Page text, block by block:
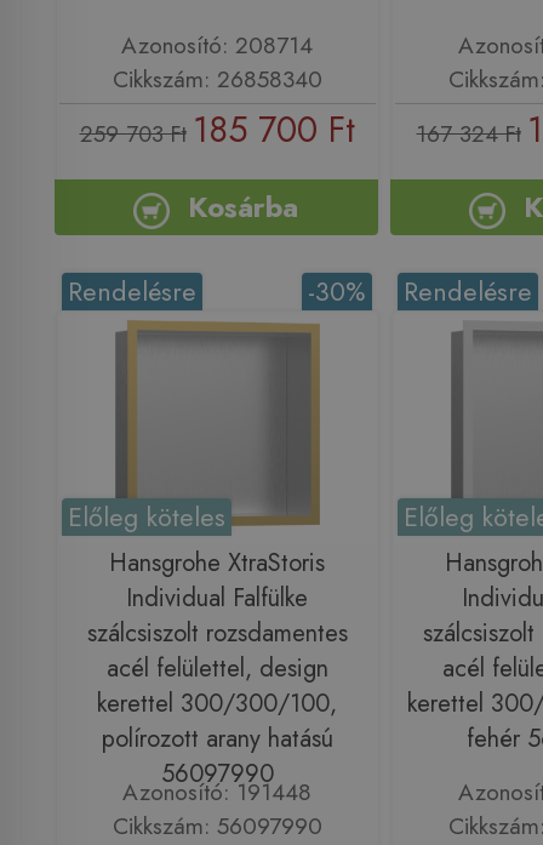
Azonosító: 208714
Cikkszám: 26858340
259 703 Ft 185 700 Ft
Kosárba
167 324 Ft
-30%
Rendelésre
Előleg köteles
Hansgrohe XtraStoris
Individual Falfülke
szálcsiszolt rozsdamentes
acél felülettel, design
kerettel 300/300/100,
polírozott arany hatású
56097990
Azonosító: 191448
Cikkszám: 56097990
Rendelésre
Előleg
acél
kerettel
fehér